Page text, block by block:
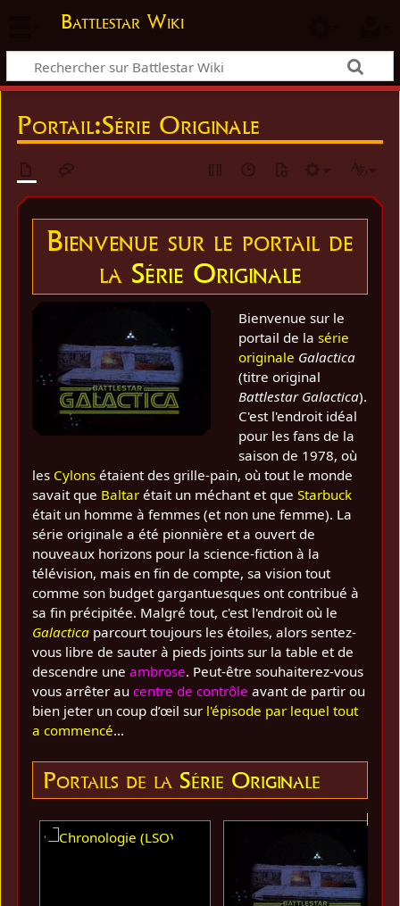
Battlestar Wiki
Portail:Série Originale
Bienvenue sur le portail de
la Série Originale
Bienvenue sur le
portail de la série
originale Galactica
(titre original
Battlestar Galactica).
C'est l'endroit idéal
pour les fans de la
saison de 1978, où
les Cylons étaient des grille-pain, où tout le monde
savait que Baltar était un méchant et queStarbuck
était un homme à femmes (et non une femme). La
série originale a été pionnière et a ouvert de
nouveaux horizons pour la science-fiction à la
télévision, mais en fin de compte, sa vision tout
comme son budget gargantuesques ont contribué à
sa fin précipitée. Malgré tout, c'est l'endroit où le
Galactica parcourt toujours les étoiles, alors sentez-
vous libre de sauter à pieds joints sur la table et de
descendre uneambrose. Peut-être souhaiterez-vous
vous arrêter aucentre de contrôle avant de partir ou
bien jeter un coup d’œil sur l'épisode par lequel tout
a commencé…
Portails de la Série Originale